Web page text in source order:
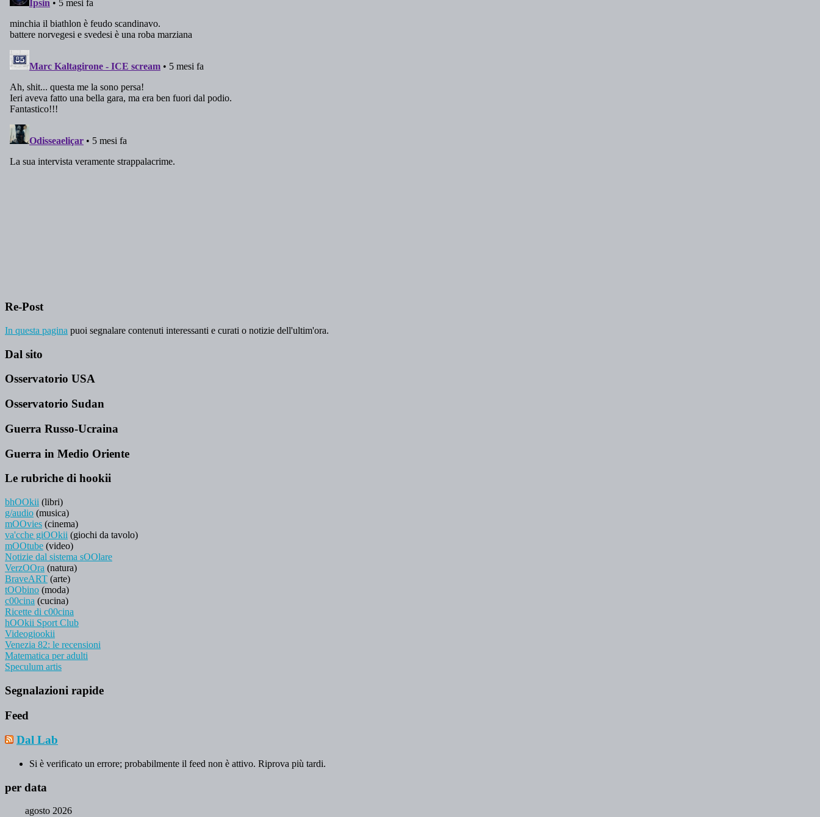
Re-Post
In questa pagina puoi segnalare contenuti interessanti e curati o notizie dell'ultim'ora.
Dal sito
Osservatorio USA
Osservatorio Sudan
Guerra Russo-Ucraina
Guerra in Medio Oriente
Le rubriche di hookii
bhOOkii (libri)
g/audio (musica)
mOOvies (cinema)
va'cche giOOkii (giochi da tavolo)
mOOtube (video)
Notizie dal sistema sOOlare
VerzOOra (natura)
BraveART (arte)
tOObino (moda)
c00cina (cucina)
Ricette di c00cina
hOOkii Sport Club
Videogiookii
Venezia 82: le recensioni
Matematica per adulti
Speculum artis
Segnalazioni rapide
Feed
Dal Lab
Si è verificato un errore; probabilmente il feed non è attivo. Riprova più tardi.
per data
agosto 2026